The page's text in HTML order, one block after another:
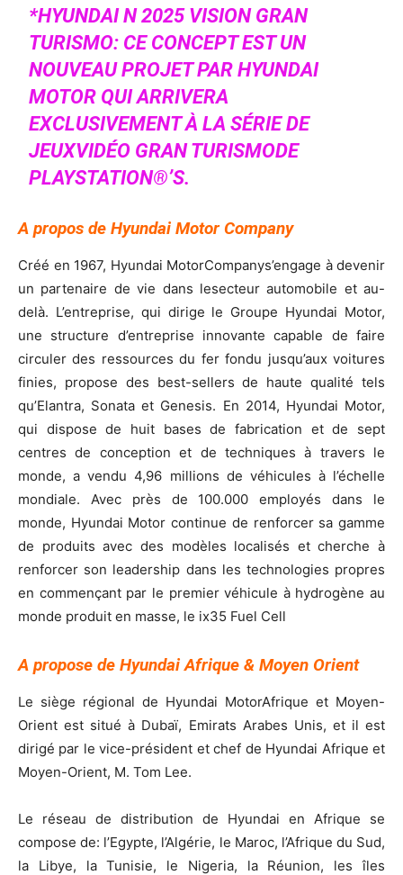
*HYUNDAI N 2025 VISION GRAN
TURISMO: CE CONCEPT EST UN
NOUVEAU PROJET PAR HYUNDAI
MOTOR QUI ARRIVERA
EXCLUSIVEMENT À LA SÉRIE DE
JEUXVIDÉO GRAN TURISMODE
PLAYSTATION®’S.
A propos de Hyundai Motor Company
Créé en 1967, Hyundai MotorCompanys’engage à devenir
un partenaire de vie dans lesecteur automobile et au-
delà. L’entreprise, qui dirige le Groupe Hyundai Motor,
une structure d’entreprise innovante capable de faire
circuler des ressources du fer fondu jusqu’aux voitures
finies, propose des best-sellers de haute qualité tels
qu’Elantra, Sonata et Genesis. En 2014, Hyundai Motor,
qui dispose de huit bases de fabrication et de sept
centres de conception et de techniques à travers le
monde, a vendu 4,96 millions de véhicules à l’échelle
mondiale. Avec près de 100.000 employés dans le
monde, Hyundai Motor continue de renforcer sa gamme
de produits avec des modèles localisés et cherche à
renforcer son leadership dans les technologies propres
en commençant par le premier véhicule à hydrogène au
monde produit en masse, le ix35 Fuel Cell
A propose de Hyundai Afrique & Moyen Orient
Le siège régional de Hyundai MotorAfrique et Moyen-
Orient est situé à Dubaï, Emirats Arabes Unis, et il est
dirigé par le vice-président et chef de Hyundai Afrique et
Moyen-Orient, M. Tom Lee.
Le réseau de distribution de Hyundai en Afrique se
compose de: l’Egypte, l’Algérie, le Maroc, l’Afrique du Sud,
la Libye, la Tunisie, le Nigeria, la Réunion, les îles